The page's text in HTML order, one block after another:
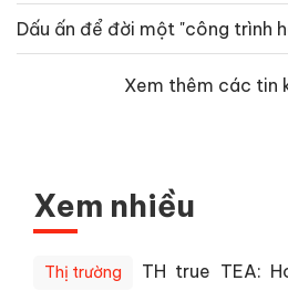
Dấu ấn để đời một "công trình
Xem thêm các tin
Xem nhiều
Thị trường
TH true TEA: